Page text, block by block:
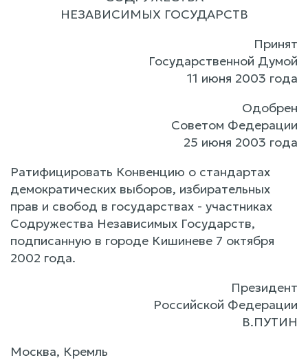
НЕЗАВИСИМЫХ ГОСУДАРСТВ
Принят
Государственной Думой
11 июня 2003 года
Одобрен
Советом Федерации
25 июня 2003 года
Ратифицировать Конвенцию о стандартах
демократических выборов, избирательных
прав и свобод в государствах - участниках
Содружества Независимых Государств,
подписанную в городе Кишиневе 7 октября
2002 года.
Президент
Российской Федерации
В.ПУТИН
Москва, Кремль